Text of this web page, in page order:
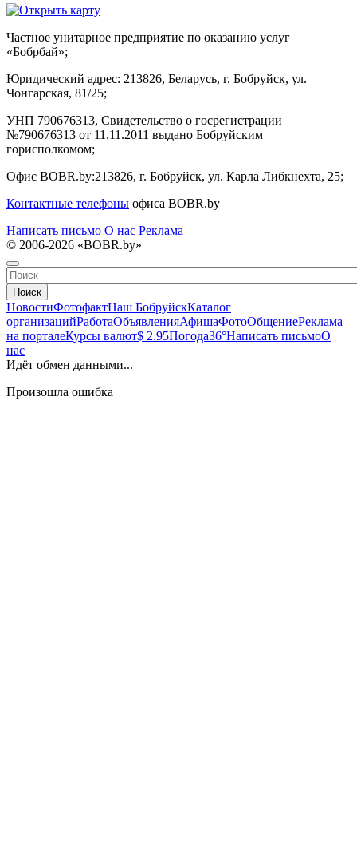
Частное унитарное предприятие по оказанию услуг
«Бобрбай»;
Юридический адрес: 213826, Беларусь, г. Бобруйск, ул.
Чонгарская, 81/25;
УНП 790676313, Свидетельство о госрегистрации
№790676313 от 11.11.2011 выдано Бобруйским
горисполкомом;
Офис BOBR.by:213826, г. Бобруйск, ул. Карла Либкнехта, 25;
Контактные телефоны офиса BOBR.by
Написать письмо О нас Реклама
© 2006-2026 «BOBR.by»
Поиск
НовостиФотофактНаш БобруйскКаталог
организацийРаботаОбъявленияАфишаФотоОбщениеРеклама
на порталеКурсы валют$ 2.95Погода36°Написать письмоО
нас
Идёт обмен данными...
Произошла ошибка